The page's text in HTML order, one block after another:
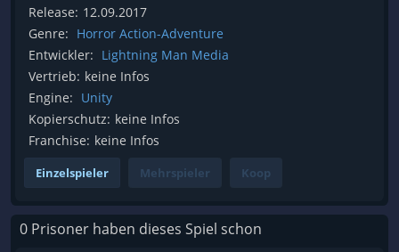
Release: 12.09.2017
Genre: Horror Action-Adventure
Entwickler: Lightning Man Media
Vertrieb: keine Infos
Engine: Unity
Kopierschutz: keine Infos
Franchise: keine Infos
Einzelspieler Mehrspieler Koop
0 Prisoner haben dieses Spiel schon